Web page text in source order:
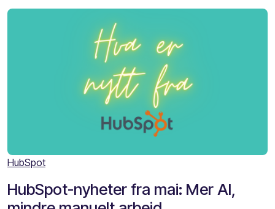
HubSpot
HubSpot-nyheter fra mai: Mer AI,